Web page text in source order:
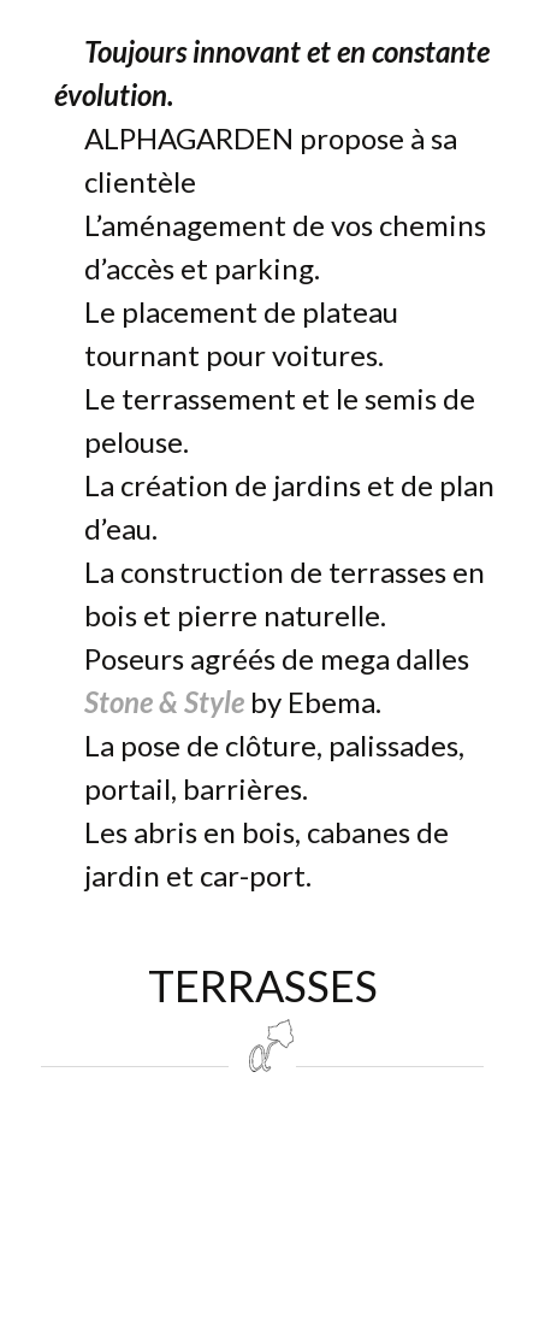
Toujours innovant et en constante
évolution.
ALPHAGARDEN propose à sa
clientèle
L’aménagement de vos chemins
d’accès et parking.
Le placement de plateau
tournant pour voitures.
Le terrassement et le semis de
pelouse.
La création de jardins et de plan
d’eau.
La construction de terrasses en
bois et pierre naturelle.
Poseurs agréés de mega dalles
Stone & Style by Ebema.
La pose de clôture, palissades,
portail, barrières.
Les abris en bois, cabanes de
jardin et car-port.
TERRASSES